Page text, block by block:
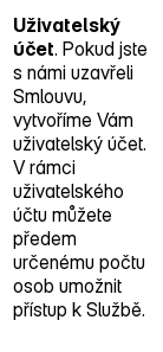
Uživatelský
účet. Pokud jste
s námi uzavřeli
Smlouvu,
vytvoříme Vám
uživatelský účet.
V rámci
uživatelského
účtu můžete
předem
určenému počtu
osob umožnit
přístup k Službě.